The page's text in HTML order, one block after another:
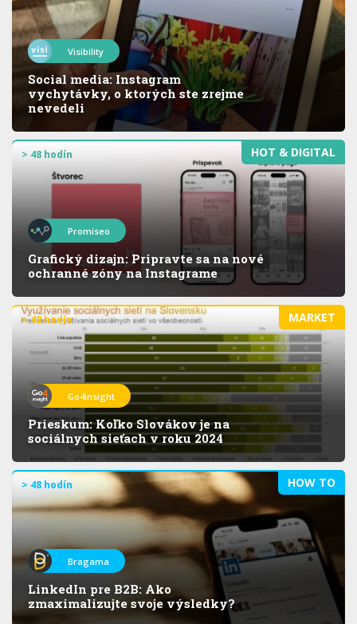
Visibility
Social media: Instagram
vychytávky, o ktorých ste zrejme
nevedeli
HOT & DIGITAL
> 48 hodín
Promiseo
Grafický dizajn: Pripravte sa na nové
ochranné zóny na Instagrame
MARKET
> 48 hodín
Go4insight
Prieskum: Koľko Slovákov je na
sociálnych sieťach v roku 2024
HOW TO
> 48 hodín
Bragama
LinkedIn pre B2B: Ako
zmaximalizujte svoje výsledky?